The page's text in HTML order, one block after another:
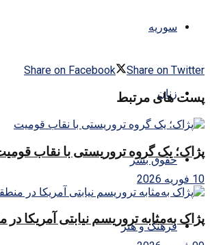
سوریه
زنان
حقوق بشر
فرهنگ و هنر
Share on Facebook Share on Twitter
پست های مرتبط
پژاک؛ یک گروه تروریستی با نقاب
10 فوریه 2026
پژاک به‌مثابه تروریسم نیابتی آمریکا